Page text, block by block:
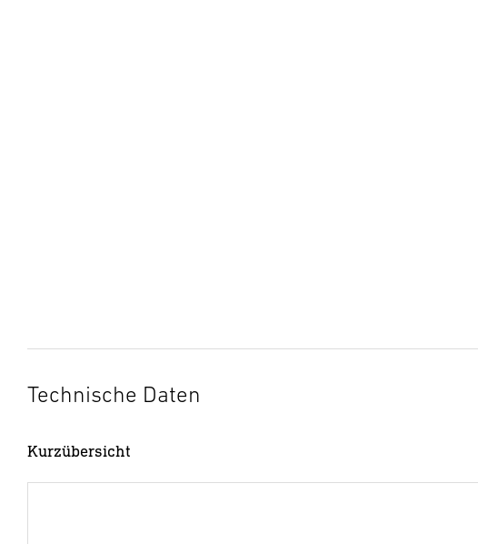
Technische Daten
Kurzübersicht